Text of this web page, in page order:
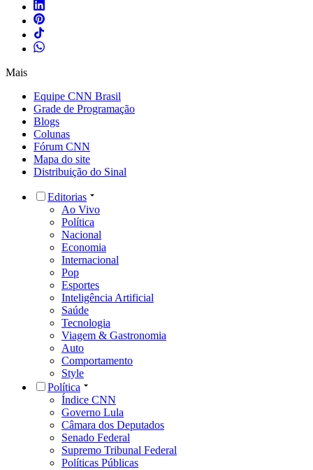
Mais
Equipe CNN Brasil
Grade de Programação
Blogs
Colunas
Fórum CNN
Mapa do site
Distribuição do Sinal
Editorias
Ao Vivo
Política
Nacional
Economia
Internacional
Pop
Esportes
Inteligência Artificial
Saúde
Tecnologia
Viagem & Gastronomia
Auto
Comportamento
Style
Política
Índice CNN
Governo Lula
Câmara dos Deputados
Senado Federal
Supremo Tribunal Federal
Políticas Públicas